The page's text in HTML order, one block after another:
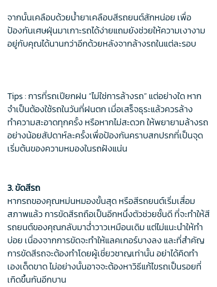
จากนั้นเคลือบด้วยน้ำยาเคลือบสีรถยนต์สักหน่อย เพื่อ
ป้องกันเศษฝุ่นมาเกาะรถได้ง่ายแถมยังช่วยให้ความเงางาม
อยู่กับคุณได้นานกว่าอีกด้วยหลังจากล้างรถในแต่ละรอบ
Tips : การที่รถเปียกฝน “ไม่ใช่การล้างรถ” แต่อย่างใด หาก
จำเป็นต้องใช้รถในวันที่ฝนตก เมื่อเสร็จธุระแล้วควรล้าง
ทำความสะอาดทุกครั้ง หรือหากไม่สะดวก ให้พยายามล้างรถ
อย่างน้อยสัปดาห์ละครั้งเพื่อป้องกันคราบสกปรกที่เป็นจุด
เริ่มต้นของความหมองในรถฝังแน่น
3. ขัดสีรถ
หากรถของคุณหม่นหมองขั้นสุด หรือสีรถยนต์เริ่มเสื่อม
สภาพแล้ว การขัดสีรถถือเป็นอีกหนึ่งตัวช่วยชั้นดี ที่จะทำให้สี
รถยนต์ของคุณกลับมาฉ่ำวาวเหมือนเดิม แต่ไม่แนะนำให้ทำ
บ่อย เนื่องจากการขัดจะทำให้แลคเกอร์บางลง และที่สำคัญ
การขัดสีรถจะต้องทำโดยผู้เชี่ยวชาญเท่านั้น อย่าได้คิดทำ
เองเด็ดขาด ไม่อย่างนั้นอาจจะต้องหาวิธีแก้ไขรถเป็นรอยที่
เกิดขึ้นกันอีกบาน